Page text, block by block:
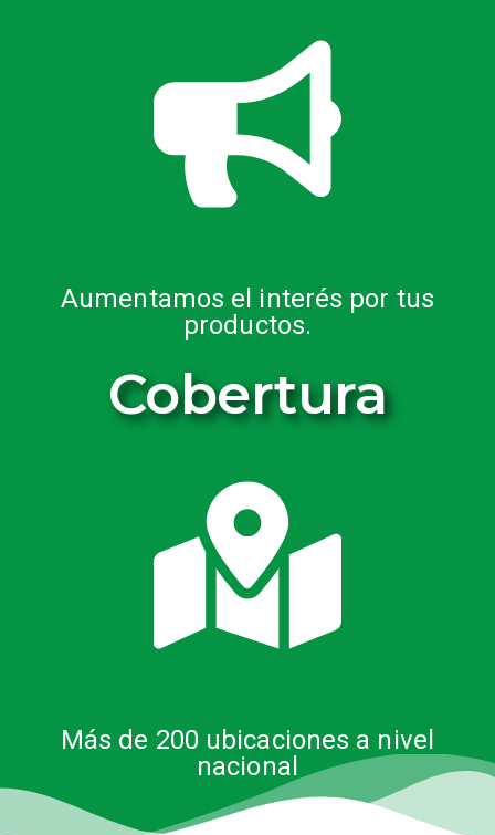
Aumentamos el interés por tus
productos.
Cobertura
Más de 200 ubicaciones a nivel
nacional